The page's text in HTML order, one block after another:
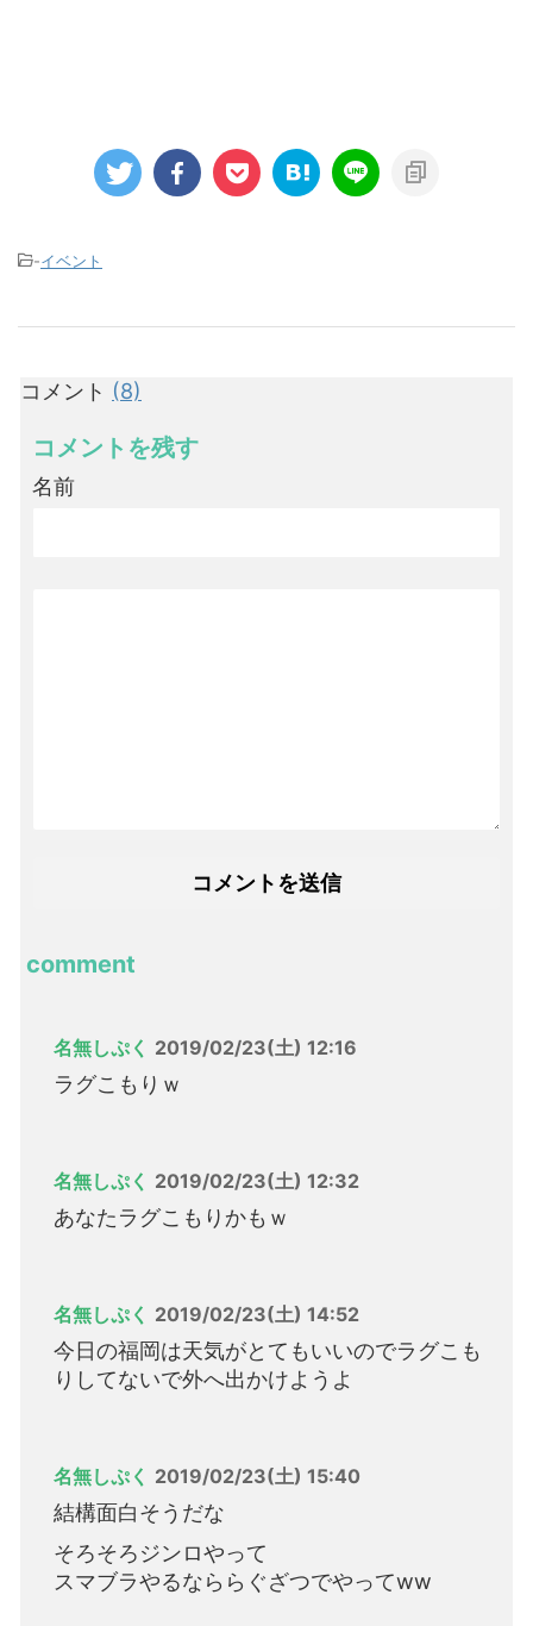
-イベント
コメント (8)
コメントを残す
名前
comment
名無しぷく 2019/02/23(土) 12:16
ラグこもりｗ
名無しぷく 2019/02/23(土) 12:32
あなたラグこもりかもｗ
名無しぷく 2019/02/23(土) 14:52
今日の福岡は天気がとてもいいのでラグこも
りしてないで外へ出かけようよ
名無しぷく 2019/02/23(土) 15:40
結構面白そうだな
そろそろジンロやって
スマブラやるなららぐざつでやってww